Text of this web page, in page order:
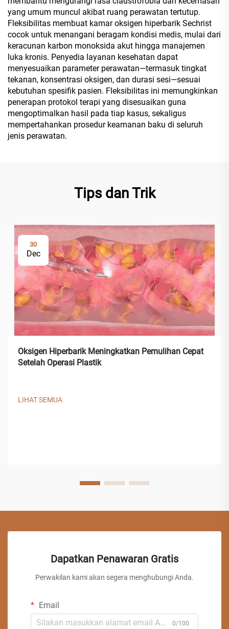
yang umum muncul akibat ruang perawatan tertutup.
Fleksibilitas membuat kamar oksigen hiperbarik Sechrist
cocok untuk menangani beragam kondisi medis, mulai dari
keracunan karbon monoksida akut hingga manajemen
luka kronis. Penyedia layanan kesehatan dapat
menyesuaikan parameter perawatan—termasuk tingkat
tekanan, konsentrasi oksigen, dan durasi sesi—sesuai
kebutuhan spesifik pasien. Fleksibilitas ini memungkinkan
penerapan protokol terapi yang disesuaikan guna
mengoptimalkan hasil pada tiap kasus, sekaligus
mempertahankan prosedur keamanan baku di seluruh
jenis perawatan.
Tips dan Trik
30
Dec
Oksigen Hiperbarik Meningkatkan Pemulihan Cepat
Setelah Operasi Plastik
LIHAT SEMUA
Dapatkan Penawaran Gratis
Perwakilan kami akan segera menghubungi Anda.
Email
0/100